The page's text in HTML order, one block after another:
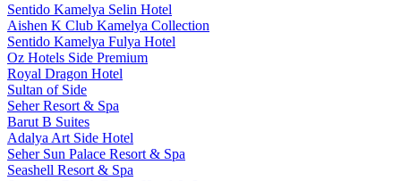
Sentido Kamelya Selin Hotel
Aishen K Club Kamelya Collection
Sentido Kamelya Fulya Hotel
Oz Hotels Side Premium
Royal Dragon Hotel
Sultan of Side
Seher Resort & Spa
Barut B Suites
Adalya Art Side Hotel
Seher Sun Palace Resort & Spa
Seashell Resort & Spa